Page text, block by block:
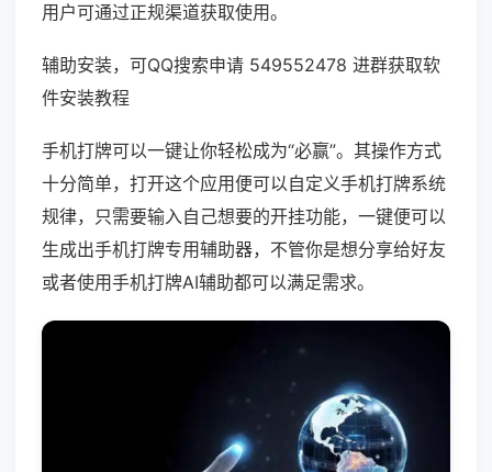
用户可通过正规渠道获取使用。
辅助安装，可QQ搜索申请 549552478 进群获取软
件安装教程
手机打牌可以一键让你轻松成为“必赢”。其操作方式
十分简单，打开这个应用便可以自定义手机打牌系统
规律，只需要输入自己想要的开挂功能，一键便可以
生成出手机打牌专用辅助器，不管你是想分享给好友
或者使用手机打牌AI辅助都可以满足需求。